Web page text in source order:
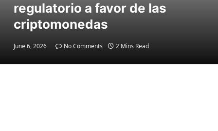
regulatorio a favor de las
criptomonedas
June 6, 2026 No Comments 2 Mins Read